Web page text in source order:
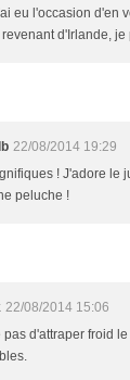
eu l'occasion d'en
d'Irlande,
22/08/2014 19:29
! J'adore le
peluche !
22/08/2014 15:06
pas d'attraper froid